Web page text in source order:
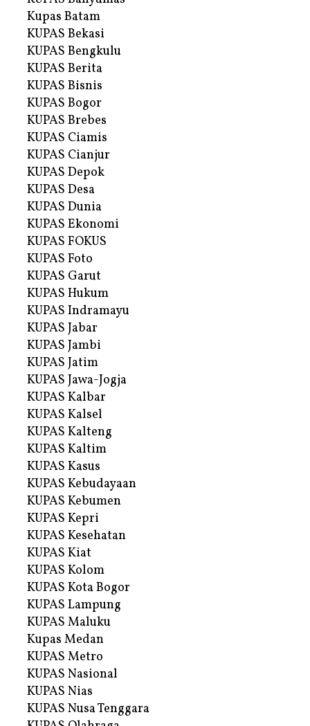
Kupas Batam
KUPAS Bekasi
KUPAS Bengkulu
KUPAS Berita
KUPAS Bisnis
KUPAS Bogor
KUPAS Brebes
KUPAS Ciamis
KUPAS Cianjur
KUPAS Depok
KUPAS Desa
KUPAS Dunia
KUPAS Ekonomi
KUPAS FOKUS
KUPAS Foto
KUPAS Garut
KUPAS Hukum
KUPAS Indramayu
KUPAS Jabar
KUPAS Jambi
KUPAS Jatim
KUPAS Jawa-Jogja
KUPAS Kalbar
KUPAS Kalsel
KUPAS Kalteng
KUPAS Kaltim
KUPAS Kasus
KUPAS Kebudayaan
KUPAS Kebumen
KUPAS Kepri
KUPAS Kesehatan
KUPAS Kiat
KUPAS Kolom
KUPAS Kota Bogor
KUPAS Lampung
KUPAS Maluku
Kupas Medan
KUPAS Metro
KUPAS Nasional
KUPAS Nias
KUPAS Nusa Tenggara